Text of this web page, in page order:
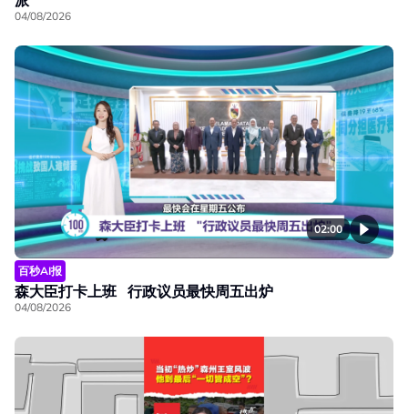
04/08/2026
02:00
百秒AI报
森大臣打卡上班 行政议员最快周五出炉
04/08/2026